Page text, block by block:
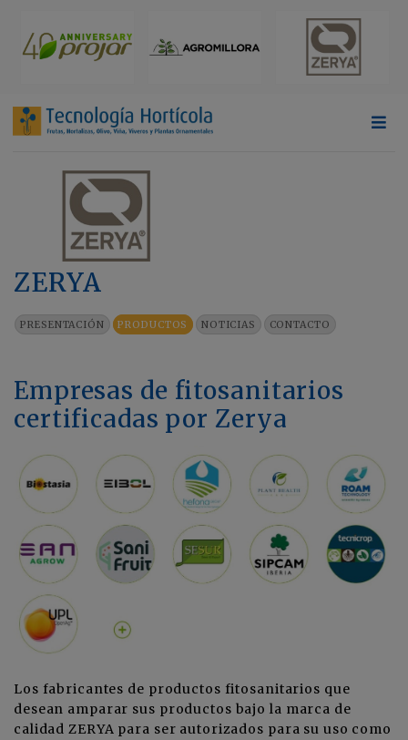
ZERYA
PRESENTACIÓN PRODUCTOS NOTICIAS CONTACTO
Empresas de fitosanitarios
certificadas por Zerya
Los fabricantes de productos fitosanitarios que
desean amparar sus productos bajo la marca de
calidad ZERYA para ser autorizados para su uso como